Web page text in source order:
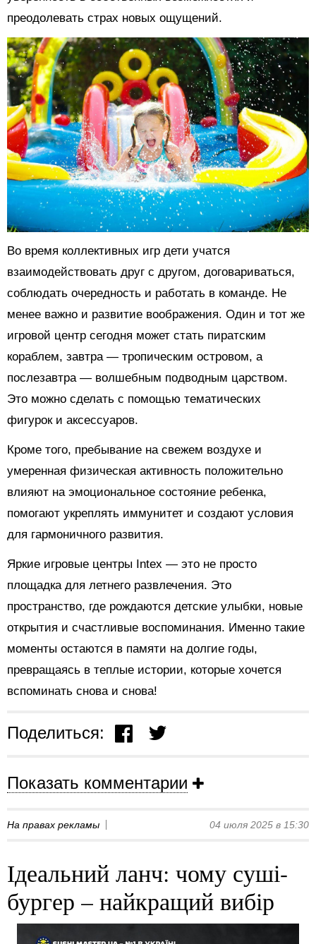
преодолевать страх новых ощущений.
Во время коллективных игр дети учатся
взаимодействовать друг с другом, договариваться,
соблюдать очередность и работать в команде. Не
менее важно и развитие воображения. Один и тот же
игровой центр сегодня может стать пиратским
кораблем, завтра — тропическим островом, а
послезавтра — волшебным подводным царством.
Это можно сделать с помощью тематических
фигурок и аксессуаров.
Кроме того, пребывание на свежем воздухе и
умеренная физическая активность положительно
влияют на эмоциональное состояние ребенка,
помогают укреплять иммунитет и создают условия
для гармоничного развития.
Яркие игровые центры Intex — это не просто
площадка для летнего развлечения. Это
пространство, где рождаются детские улыбки, новые
открытия и счастливые воспоминания. Именно такие
моменты остаются в памяти на долгие годы,
превращаясь в теплые истории, которые хочется
вспоминать снова и снова!
Поделиться:
Показать комментарии
На правах рекламы 04 июля 2025 в 15:30
Ідеальний ланч: чому суші-
бургер – найкращий вибір